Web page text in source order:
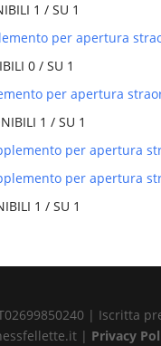
1 / SU 1
per apertura
0 / SU 1
per apertura
1 / SU 1
per apertura
per apertura
1 / SU 1
| Iscritta
| Privacy